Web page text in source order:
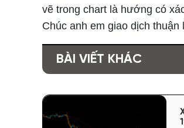
vẽ trong chart là hướng có
Chúc anh em giao dịch thuận
BÀI VIẾT KHÁC